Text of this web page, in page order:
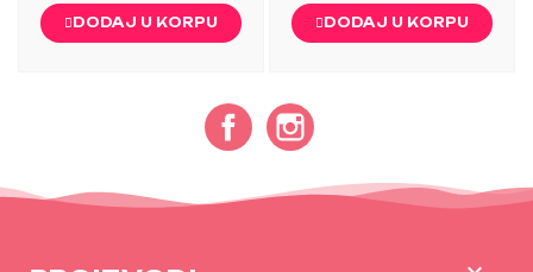
DODAJ U KORPU DODAJ U KORPU
Facebook